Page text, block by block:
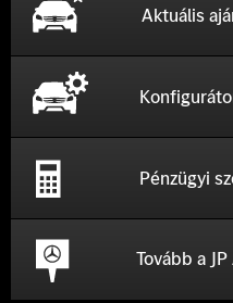
Aktuális
Pénzügyi
Tovább a